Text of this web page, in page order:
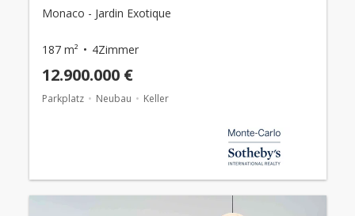
Monaco - Jardin Exotique
187 m² 4Zimmer
12.900.000 €
Parkplatz Neubau Keller